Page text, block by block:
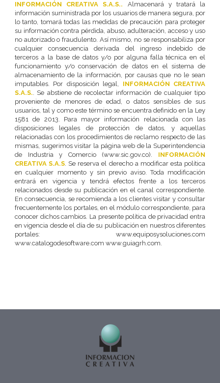
INFORMACIÓN CREATIVA S.A.S.. Almacenará y tratará la
información suministrada por los usuarios de manera segura, por
lo tanto, tomará todas las medidas de precaución para proteger
su información contra pérdida, abuso, adulteración, acceso y uso
no autorizado o fraudulento. Así mismo, no se responsabiliza por
cualquier consecuencia derivada del ingreso indebido de
terceros a la base de datos y/o por alguna falla técnica en el
funcionamiento y/o conservación de datos en el sistema de
almacenamiento de la información, por causas que no le sean
imputables. Por disposición legal, INFORMACIÓN CREATIVA
S.A.S.. Se abstiene de recolectar información de cualquier tipo
proveniente de menores de edad, o datos sensibles de sus
usuarios, tal y como este término se encuentra definido en la Ley
1581 de 2013. Para mayor información relacionada con las
disposiciones legales de protección de datos, y aquellas
relacionadas con los procedimientos de reclamo respecto de las
mismas, sugerimos visitar la página web de la Superintendencia
de Industria y Comercio (www.sic.gov.co). INFORMACIÓN
CREATIVA S.A.S. Se reserva el derecho a modificar esta política
en cualquier momento y sin previo aviso. Toda modificación
entrará en vigencia y tendrá efectos frente a los terceros
relacionados desde su publicación en el canal correspondiente.
En consecuencia, se recomienda a los clientes visitar y consultar
frecuentemente los portales, en el módulo correspondiente, para
conocer dichos cambios. La presente política de privacidad entra
en vigencia desde el día de su publicación en nuestros diferentes
portales: www.equiposysoluciones.com
www.catalogodesoftware.com www.guiagrh.com.